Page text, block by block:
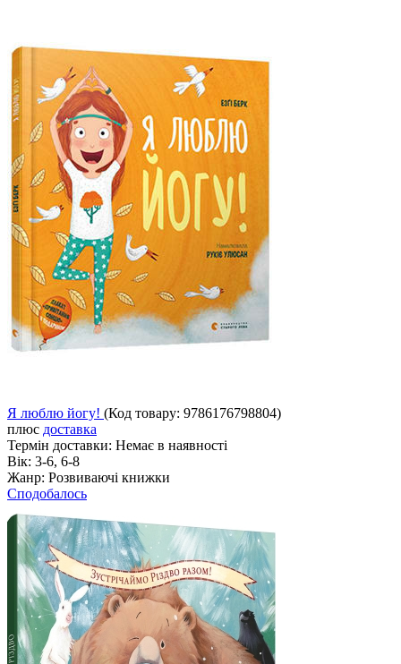
Я люблю йогу! (Код товару: 9786176798804)
плюс доставка
Термін доставки: Немає в наявності
Вік: 3-6, 6-8
Жанр: Розвиваючі книжки
Сподобалось